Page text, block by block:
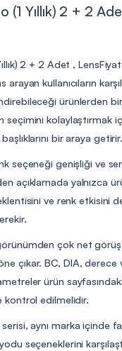
(1 Yıllık) 2 + 2
2 + 2 Adet ,
kullanıcıların
ürünlerden
seçimini kolaylaştırmak
bir araya getirir.
seçeneği genişliği ve
açıklamada yalnızca
ve renk etkisini
çok net
çıkar. BC, DIA, derece
ürün
kontrol edilmelidir.
aynı marka içinde
seçeneklerini